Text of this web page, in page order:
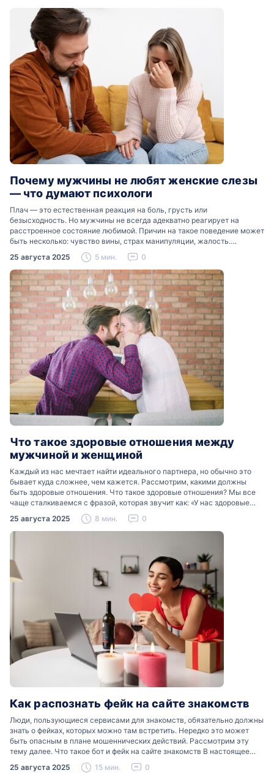
Почему мужчины не любят женские слезы
— что думают психологи
Плач — это естественная реакция на боль, грусть или
безысходность. Но мужчины не всегда адекватно реагирует на
расстроенное состояние любимой. Причин на такое поведение может
быть несколько: чувство вины, страх манипуляции, жалость.
Разобраться, почему мужчины боятся женских слез, помогут советы
психологов…
25 августа 2025 5 мин. 0
Что такое здоровые отношения между
мужчиной и женщиной
Каждый из нас мечтает найти идеального партнера, но обычно это
бывает куда сложнее, чем кажется. Рассмотрим, какими должны
быть здоровые отношения. Что такое здоровые отношения? Мы все
чаще сталкиваемся с фразой, которая звучит как: «У нас здоровые
отношения». Что именно подразумевается…
25 августа 2025 8 мин. 0
Как распознать фейк на сайте знакомств
Люди, пользующиеся сервисами для знакомств, обязательно должны
знать о фейках, которых можно там встретить. Нередко это может
быть опасным в плане мошеннических действий. Рассмотрим эту
тему далее. Что такое бот и фейк на сайте знакомств В настоящее
время можно встретить свою…
25 августа 2025 15 мин. 0